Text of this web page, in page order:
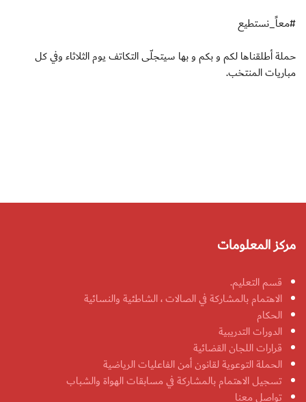
#معاً_نستطيع
حملة أطلقناها لكم و بكم و بها سيتجلّى التكاتف يوم الثلاثاء وفي كل
مباريات المنتخب.
مركز المعلومات
قسم التعليم.
الاهتمام بالمشاركة في الصالات ، الشاطئية والنسائية
الحكام
الدورات التدريبية
قرارات اللجان القضائية
الحملة التوعوية لقانون أمن الفاعليات الرياضية
تسجيل الاهتمام بالمشاركة في مسابقات الهواة والشباب
تواصل معنا